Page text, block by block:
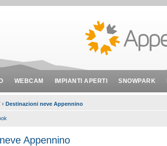
WEBCAM IMPIANTI APERTI SNOWPARK
‹ Destinazioni neve Appennino
Appennino